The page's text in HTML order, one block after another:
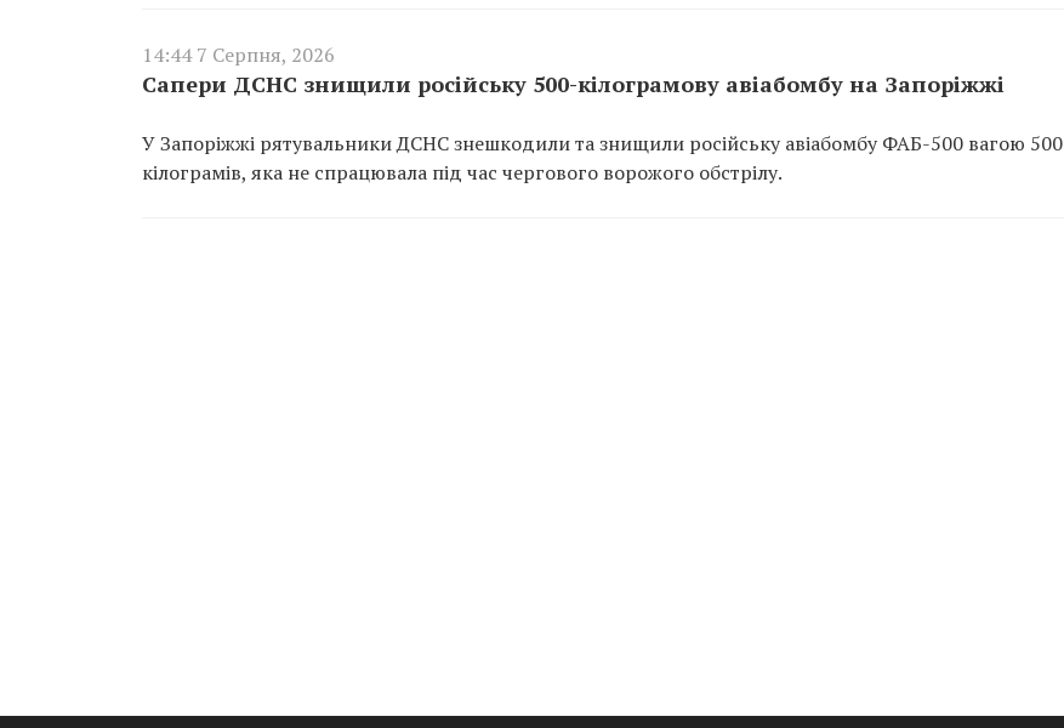
14:44 7 Серпня, 2026
Сапери ДСНС знищили російську 500-кілограмову авіабомбу на Запоріжжі
У Запоріжжі рятувальники ДСНС знешкодили та знищили російську авіабомбу ФАБ-500 вагою 500
кілограмів, яка не спрацювала під час чергового ворожого обстрілу.